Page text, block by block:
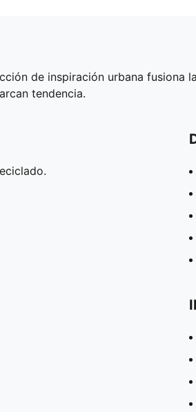
de inspiración urbana
tendencia.